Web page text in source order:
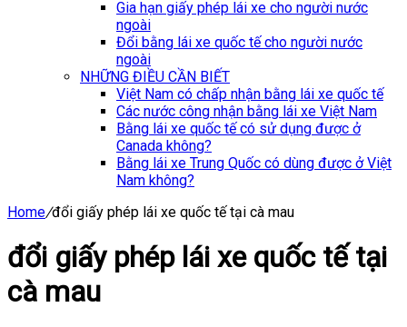
Gia hạn giấy phép lái xe cho người nước
ngoài
Đổi bằng lái xe quốc tế cho người nước
ngoài
NHỮNG ĐIỀU CẦN BIẾT
Việt Nam có chấp nhận bằng lái xe quốc tế
Các nước công nhận bằng lái xe Việt Nam
Bằng lái xe quốc tế có sử dụng được ở
Canada không?
Bằng lái xe Trung Quốc có dùng được ở Việt
Nam không?
Home/đổi giấy phép lái xe quốc tế tại cà mau
đổi giấy phép lái xe quốc tế tại
cà mau